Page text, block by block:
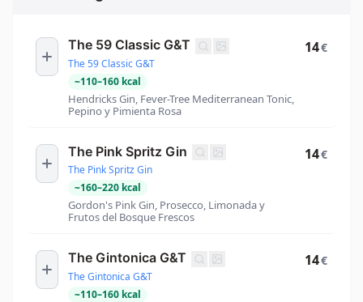
The 59 Classic G&T
The 59 Classic G&T
~110–160 kcal
Hendricks Gin, Fever-Tree Mediterranean Tonic,
Pepino y Pimienta Rosa
14€
The Pink Spritz Gin
The Pink Spritz Gin
~160–220 kcal
Gordon's Pink Gin, Prosecco, Limonada y
Frutos del Bosque Frescos
14€
The Gintonica G&T
The Gintonica G&T
~110–160 kcal
14€